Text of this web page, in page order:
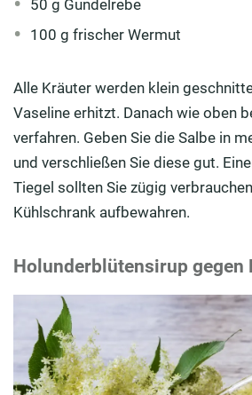
50 g Gundelrebe
100 g frischer Wermut
Alle Kräuter werden klein
Vaseline erhitzt. Danach wie oben
verfahren. Geben Sie die Salbe in
und verschließen Sie diese gut.
Tiegel sollten Sie zügig
Kühlschrank aufbewahren.
Holunderblütensirup gegen